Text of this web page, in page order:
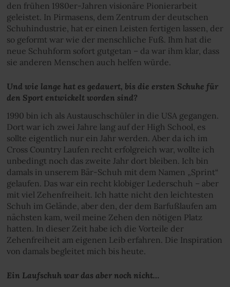
den frühen 1980er-Jahren visionäre Pionierarbeit
geleistet. In Pirmasens, dem Zentrum der deutschen
Schuhindustrie, hat er einen Leisten fertigen lassen, der
so geformt war wie der menschliche Fuß. Ihm hat die
neue Schuhform sofort gutgetan – da war ihm klar, dass
sie anderen Menschen auch helfen würde.
Und wie lange hat es gedauert, bis die ersten Schuhe für
den Sport entwickelt worden sind?
1990 bin ich als Austauschschüler in die USA gegangen.
Dort war ich zwei Jahre lang auf der High School, es
sollte eigentlich nur ein Jahr werden. Aber da ich im
Cross Country Laufen recht erfolgreich war, wollte ich
unbedingt noch das zweite Jahr dort bleiben. Ich bin
damals in unserem Bär-Schuh mit dem Namen „Sprint“
gelaufen. Das war ein recht klobiger Lederschuh – aber
mit viel Zehenfreiheit. Ich hatte nicht den leichtesten
Schuh im Gelände, aber den, der dem Barfußlaufen am
nächsten kam, weil meine Zehen den nötigen Platz
hatten. In dieser Zeit habe ich die Vorteile der
Zehenfreiheit am eigenen Leib erfahren. Die Inspiration
von damals begleitet mich bis heute.
Ein Laufschuh war das aber noch nicht…